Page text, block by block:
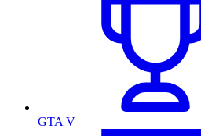
GTA V